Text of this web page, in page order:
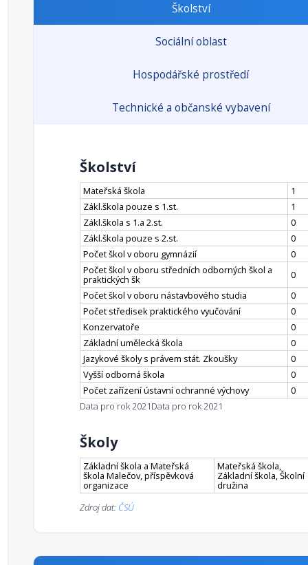
Školství
Sociální oblast
Hospodářské prostředí
Technické a občanské vybavení
Školství
Mateřská škola
1
Zákl.škola pouze s 1.st.
1
Zákl.škola s 1.a 2.st.
0
Zákl.škola pouze s 2.st.
0
Počet škol v oboru gymnázií
0
Počet škol v oboru středních odborných škol a
praktických šk
0
Počet škol v oboru nástavbového studia
0
Počet středisek praktického vyučování
0
Konzervatoře
0
Základní umělecká škola
0
Jazykové školy s právem stát. Zkoušky
0
Vyšší odborná škola
0
Počet zařízení ústavní ochranné výchovy
0
Data pro rok 2021Data pro rok 2021
Školy
Základní škola a Mateřská
škola Malečov, příspěvková
organizace
Mateřská škola,
Základní škola, Školní
družina
Zdroj dat: ČSÚ